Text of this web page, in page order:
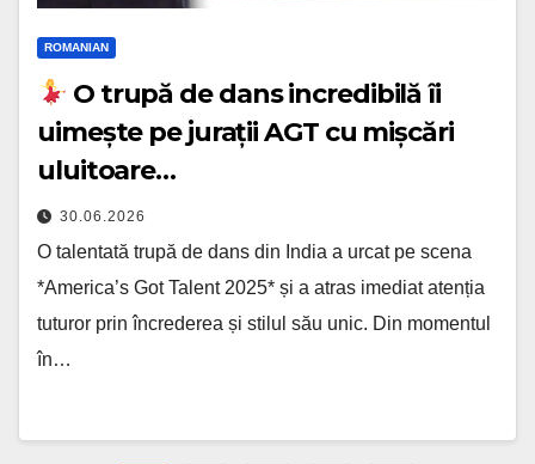
ROMANIAN
O trupă de dans incredibilă îi
uimește pe jurații AGT cu mișcări
uluitoare…
30.06.2026
O talentată trupă de dans din India a urcat pe scena
*America’s Got Talent 2025* și a atras imediat atenția
tuturor prin încrederea și stilul său unic. Din momentul
în…